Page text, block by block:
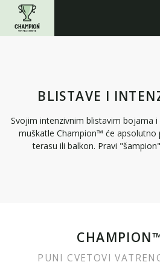
BLISTAVE I
Svojim intenzivnim blistavim bojama
muškatle Champion™ će apsolutno
terasu ili balkon. Pravi
PUNI CVETOVI